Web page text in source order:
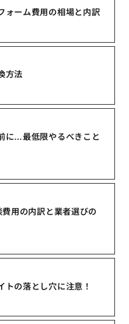
ォーム費用の相場と内訳
方法
に…最低限やるべきこと
用の内訳と業者選びの
の落とし穴に注意！